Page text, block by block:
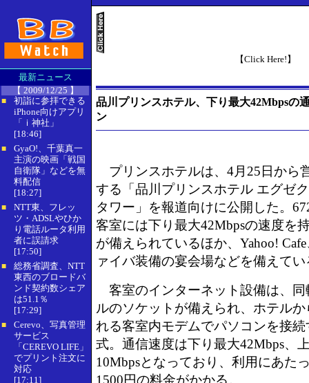
最新ニュース
【 2009/12/25 】
■
初詣に参拝できる
iPhone向けアプリ
「ｉ神社」
[18:46]
■
GyaO!、千葉真一
主演の映画「戦国
自衛隊」などを無
料配信
[18:27]
■
NTT東、フレッ
ツ・ADSLやひか
り電話ルータ利用
者に誤請求
[17:50]
■
総務省調査、NTT
東西のブロードバ
ンド契約数シェア
は51.1％
[17:29]
■
Cerevo、写真管理
サービス
「CEREVO LIFE」
でプリント注文に
対応
[17:11]
【Click Here!】
品川プリンスホテル、下り最大42Mbpsの
ン
プリンスホテルは、4月25日から
する「品川プリンスホテル エグゼ
タワー」を報道向けに公開した。
客室には下り最大42Mbpsの速度を
が備えられているほか、Yahoo!
ァイバ装備の宴会場などを備えてい
客室のインターネット設備は、同
ルのソケットが備えられ、ホテル
れる客室内モデムでパソコンを接続
式。通信速度は下り最大42Mbps、
10Mbpsとなっており、利用にあた
1500円の料金がかかる。